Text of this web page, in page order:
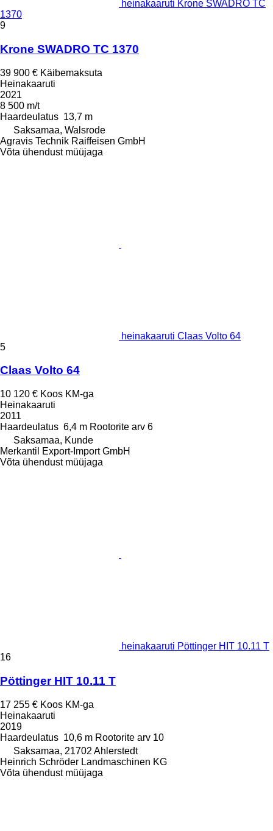
heinakaaruti Krone SWADRO TC
1370
9
Krone SWADRO TC 1370
39 900 € Käibemaksuta
Heinakaaruti
2021
8 500 m/t
Haardeulatus 13,7 m
Saksamaa, Walsrode
Agravis Technik Raiffeisen GmbH
Võta ühendust müüjaga
heinakaaruti Claas Volto 64
5
Claas Volto 64
10 120 € Koos KM-ga
Heinakaaruti
2011
Haardeulatus 6,4 m Rootorite arv 6
Saksamaa, Kunde
Merkantil Export-Import GmbH
Võta ühendust müüjaga
heinakaaruti Pöttinger HIT 10.11 T
16
Pöttinger HIT 10.11 T
17 255 € Koos KM-ga
Heinakaaruti
2019
Haardeulatus 10,6 m Rootorite arv 10
Saksamaa, 21702 Ahlerstedt
Heinrich Schröder Landmaschinen KG
Võta ühendust müüjaga